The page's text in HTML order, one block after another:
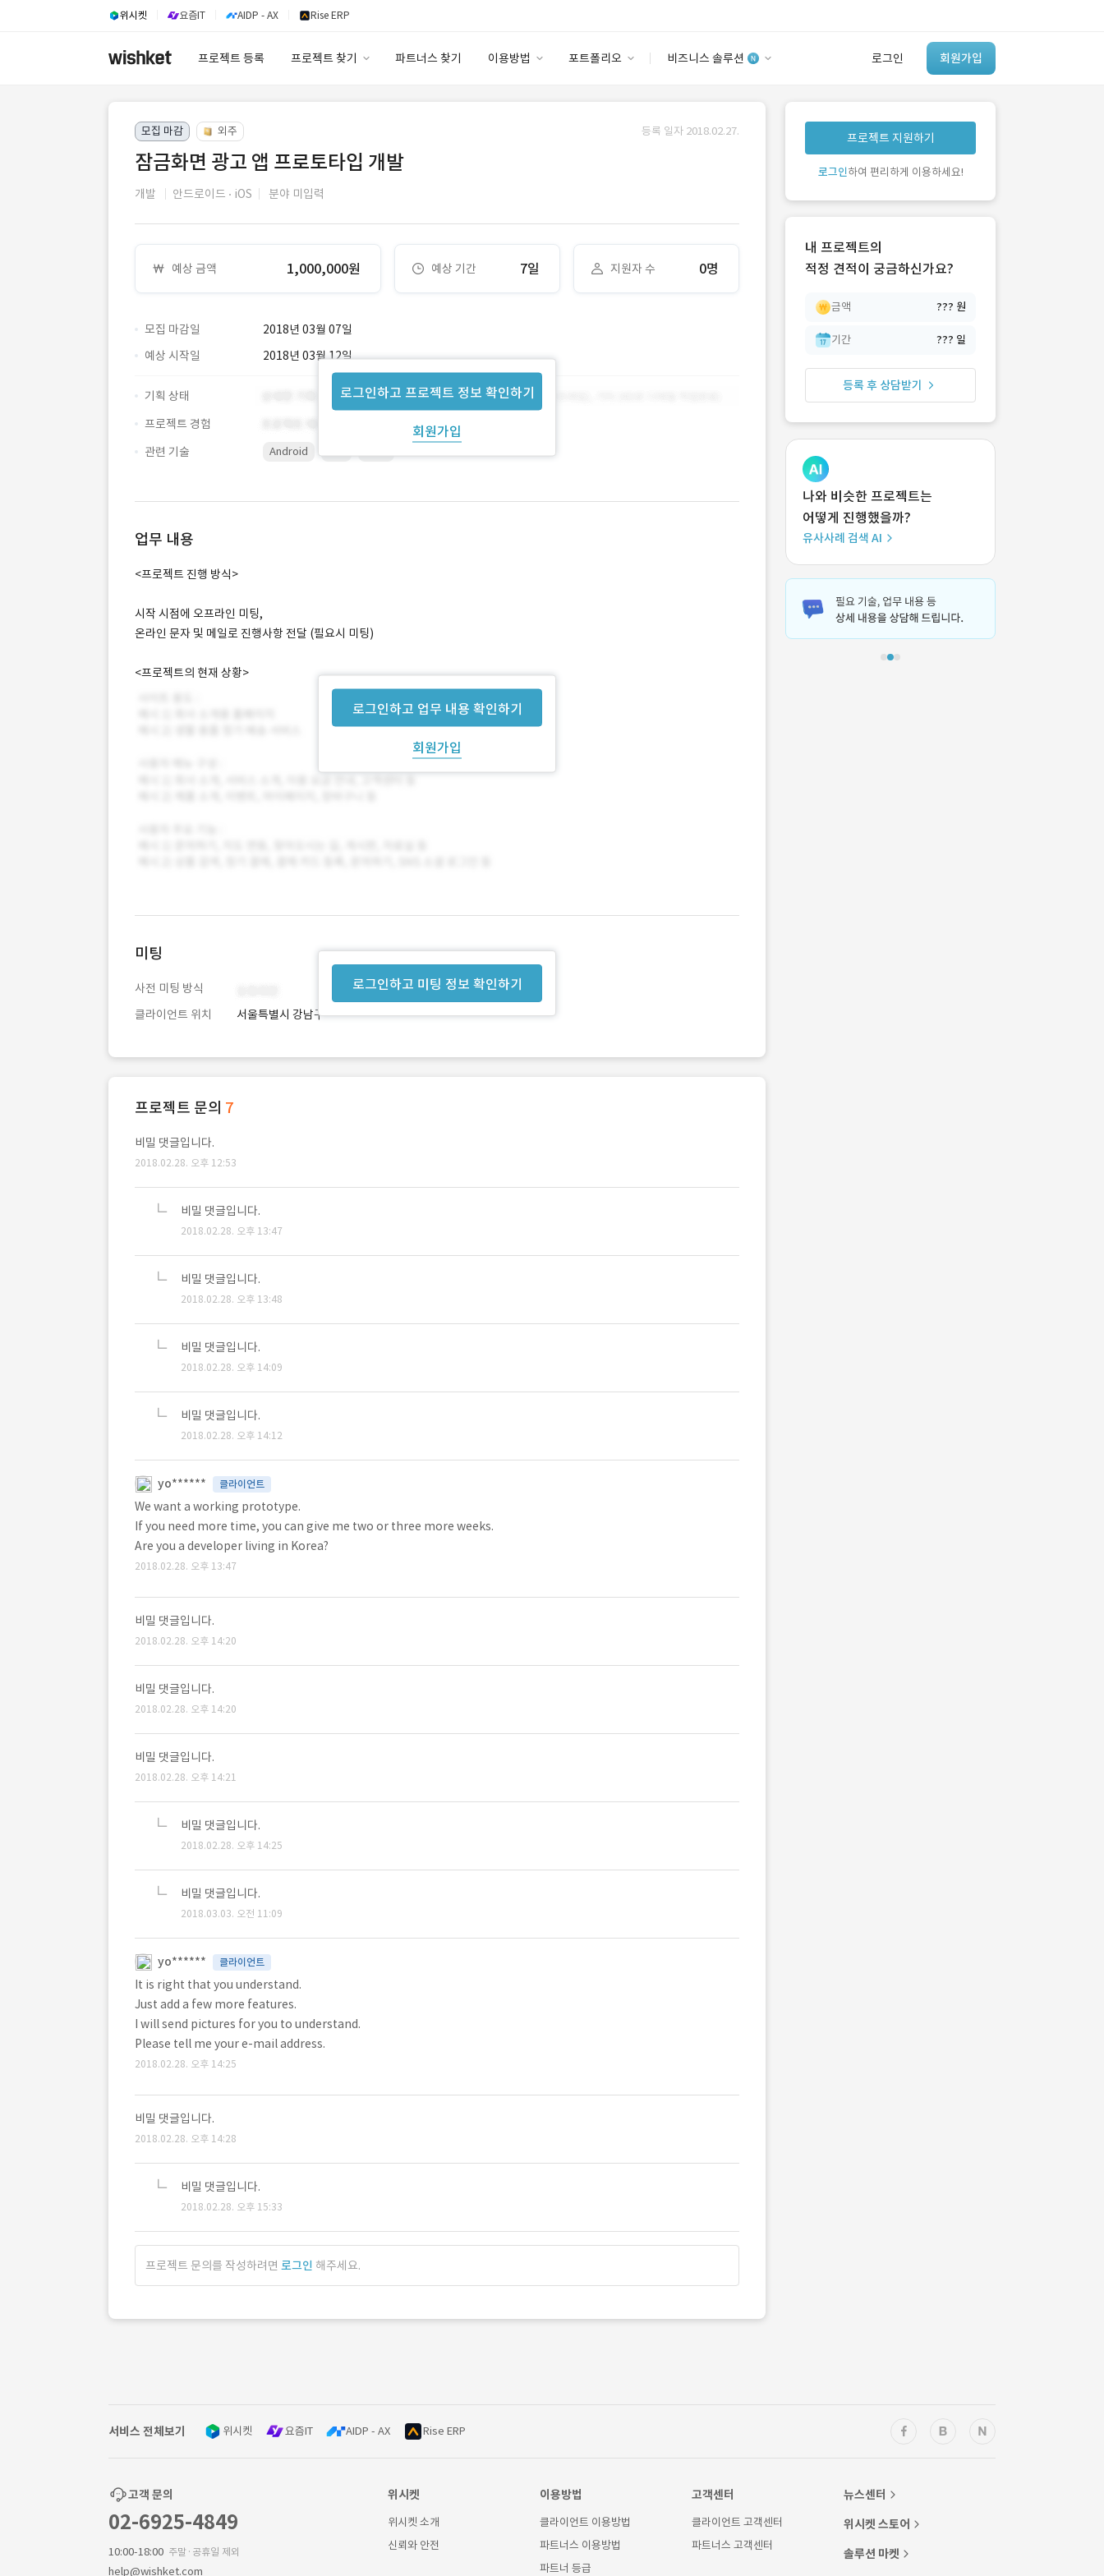
위시켓 요즘IT AIDP - AX Rise ERP
프로젝트 등록 프로젝트 찾기 파트너스 찾기 이용방법 포트폴리오 비즈니스 솔루션 로그인 회원가입
안심 코드 케어
유사사례 검색 AI
‘이런 거’ 만들어본
개발 회사 있어?
모집 마감 외주 등록 일자 2018.02.27.
잠금화면 광고 앱 프로토타입 개발
개발 안드로이드 iOS 분야 미입력
예상 금액 1,000,000원 예상 기간 7일 지원자 수 0명
모집 마감일 2018년 03월 07일
로그인하고 프로젝트 정보 확인하기
회원가입
예상 시작일 2018년 03월 12일
기획 상태
프로젝트 경험
관련 기술
Android
업무 내용
로그인하고 업무 내용 확인하기
회원가입
<프로젝트 진행 방식>
시작 시점에 오프라인 미팅,
온라인 문자 및 메일로 진행사항 전달 (필요시 미팅)
<프로젝트의 현재 상황>
로그인하고 미팅 정보 확인하기
미팅
사전 미팅 방식
클라이언트 위치
서울특별시 강남구
프로젝트 문의 7
비밀 댓글입니다.
2018.02.28. 오후 12:53
비밀 댓글입니다.
2018.02.28. 오후 13:47
비밀 댓글입니다.
2018.02.28. 오후 13:48
비밀 댓글입니다.
2018.02.28. 오후 14:09
비밀 댓글입니다.
2018.02.28. 오후 14:12
yo****** 클라이언트
We want a working prototype.
If you need more time, you can give me two or three more weeks.
Are you a developer living in Korea?
2018.02.28. 오후 13:47
비밀 댓글입니다.
2018.02.28. 오후 14:20
비밀 댓글입니다.
2018.02.28. 오후 14:20
비밀 댓글입니다.
2018.02.28. 오후 14:21
비밀 댓글입니다.
2018.02.28. 오후 14:25
비밀 댓글입니다.
2018.03.03. 오전 11:09
yo****** 클라이언트
It is right that you understand.
Just add a few more features.
I will send pictures for you to understand.
Please tell me your e-mail address.
2018.02.28. 오후 14:25
비밀 댓글입니다.
2018.02.28. 오후 14:28
비밀 댓글입니다.
2018.02.28. 오후 15:33
프로젝트 문의를 작성하려면 로그인 해주세요.
프로젝트 지원하기
로그인하여 편리하게 이용하세요!
내 프로젝트의
적정 견적이 궁금하신가요?
금액 ??? 원
기간 ??? 일
등록 후 상담받기
나와 비슷한 프로젝트는
어떻게 진행했을까?
유사사례 검색 AI
서비스 전체보기 위시켓 요즘IT AIDP - AX Rise ERP
고객 문의
02-6925-4849
10:00-18:00 주말·공휴일 제외
help@wishket.com
위시켓
위시켓 소개
신뢰와 안전
이용방법
클라이언트 이용방법
파트너스 이용방법
파트너 등급
고객센터
클라이언트 고객센터
파트너스 고객센터
뉴스센터
위시켓 스토어
솔루션 마켓